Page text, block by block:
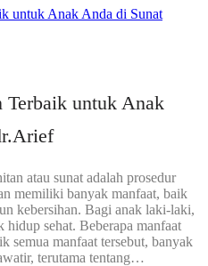
untuk Anak
atau sunat adalah prosedur
memiliki banyak manfaat, baik
kebersihan. Bagi anak laki-laki,
sehat. Beberapa manfaat
semua manfaat tersebut, banyak
terutama tentang…